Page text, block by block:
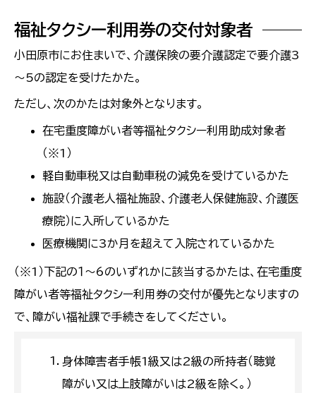
福祉タクシー利用券の交付対象者
小田原市にお住まいで、介護保険の要介護認定で要介護3
～5の認定を受けたかた。
ただし、次のかたは対象外となります。
在宅重度障がい者等福祉タクシー利用助成対象者
（※1）
軽自動車税又は自動車税の減免を受けているかた
施設（介護老人福祉施設、介護老人保健施設、介護医
療院）に入所しているかた
医療機関に3か月を超えて入院されているかた
（※1）下記の１～6のいずれかに該当するかたは、在宅重度
障がい者等福祉タクシー利用券の交付が優先となりますの
で、障がい福祉課で手続きをしてください。
身体障害者手帳1級又は2級の所持者（聴覚
障がい又は上肢障がいは2級を除く。）